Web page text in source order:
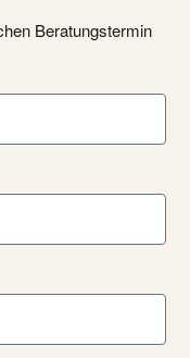
Beratungstermin